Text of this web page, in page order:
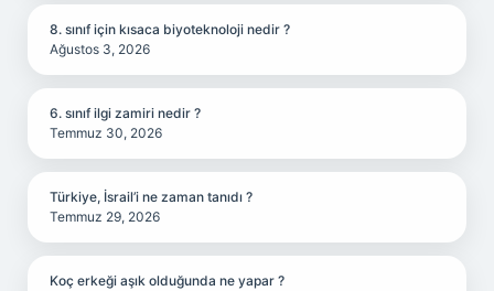
8. sınıf için kısaca biyoteknoloji nedir ?
Ağustos 3, 2026
6. sınıf ilgi zamiri nedir ?
Temmuz 30, 2026
Türkiye, İsrail’i ne zaman tanıdı ?
Temmuz 29, 2026
Koç erkeği aşık olduğunda ne yapar ?